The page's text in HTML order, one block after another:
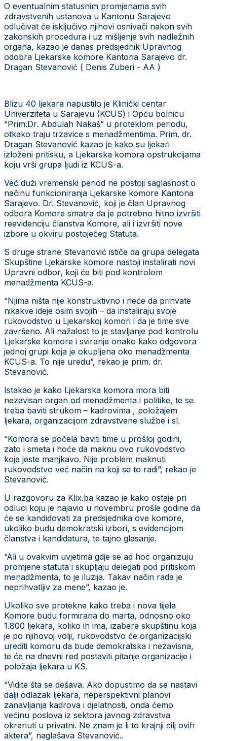
O eventualnim statusnim promjenama svih
zdravstvenih ustanova u Kantonu Sarajevo
odlučivat će isključivo njihovi osnivači nakon svih
zakonskih procedura i uz mišljenje svih nadležnih
organa, kazao je danas predsjednik Upravnog
odobra Ljekarske komore Kantona Sarajevo dr.
Dragan Stevanović ( Denis Zuberi - AA )
Blizu 40 ljekara napustilo je Klinički centar
Univerziteta u Sarajevu (KCUS) i Opću bolnicu
“Prim.Dr. Abdulah Nakaš” u proteklom periodu,
otkako traju trzavice s menadžmentima. Prim. dr.
Dragan Stevanović kazao je kako su ljekari
izloženi pritisku, a Ljekarska komora opstrukcijama
koju vrši grupa ljudi iz KCUS-a.
Već duži vremenski period ne postoji saglasnost o
načinu funkcioniranja Ljekarske komore Kantona
Sarajevo. Dr. Stevanović, koji je član Upravnog
odbora Komore smatra da je potrebno hitno izvršiti
reevidenciju članstva Komore, ali i izvršiti nove
izbore u okviru postojećeg Statuta.
S druge strane Stevanović ističe da grupa delegata
Skupštine Ljekarske komore nastoji instalirati novi
Upravni odbor, koji će biti pod kontrolom
menadžmenta KCUS-a.
“Njima ništa nije konstruktivno i neće da prihvate
nikakve ideje osim svojih – da instaliraju svoje
rukovodstvo u Ljekarskoj komori i da je time sve
završeno. Ali nažalost to je stavljanje pod kontrolu
Ljekarske komore i sviranje onako kako odgovora
jednoj grupi koja je okupljena oko menadžmenta
KCUS-a. To nije uredu”, rekao je prim. dr.
Stevanović.
Istakao je kako Ljekarska komora mora biti
nezavisan organ od menadžmenta i politike, te se
treba baviti strukom – kadrovima , položajem
ljekara, organizacijom zdravstvene službe i sl.
“Komora se počela baviti time u prošloj godini,
zato i smeta i hoće da maknu ovo rukovodstvo
koje jeste manjkavo. Nije problem maknuti
rukovodstvo već način na koji se to radi”, rekao je
Stevanović.
U razgovoru za Klix.ba kazao je kako ostaje pri
odluci koju je najavio u novembru prošle godine da
će se kandidovati za predsjednika ove komore,
ukoliko budu demokratski izbori, s evidencijom
članstva i kandidatura, te tajno glasanje.
“Ali u ovakvim uvjetima gdje se ad hoc organizuju
promjene statuta i skupljaju delegati pod pritiskom
menadžmenta, to je iluzija. Takav način rada je
neprihvatljiv za mene”, kazao je.
Ukoliko sve protekne kako treba i nova tijela
Komore budu formirana do marta, odnosno oko
1.800 ljekara, koliko ih ima, izabere skupštinu koja
je po njihovoj volji, rukovodstvo će organizacijski
urediti komoru da bude demokratska i nezavisna,
te će na dnevni red postaviti pitanje organizacije i
položaja ljekara u KS.
“Vidite šta se dešava. Ako dopustimo da se nastavi
dalji odlazak ljekara, neperspektivni planovi
zanavljanja kadrova i djelatnosti, onda ćemo
većinu poslova iz sektora javnog zdravstva
okrenuti u privatni. Ne znam je li to krajnji cilj ovih
aktera”, naglašava Stevanović..